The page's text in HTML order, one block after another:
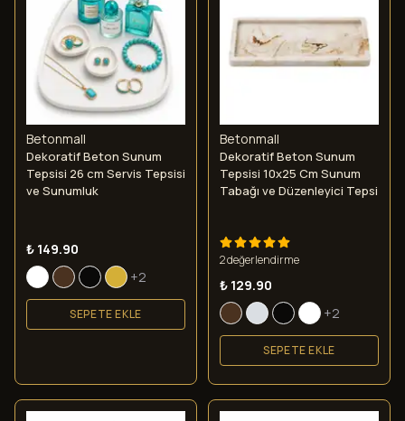
Betonmall
Dekoratif Beton Sunum
Tepsisi 26 cm Servis Tepsisi
ve Sunumluk
₺ 149.90
+2
SEPETE EKLE
Betonmall
Dekoratif Beton Sunum
Tepsisi 10x25 Cm Sunum
Tabağı ve Düzenleyici Tepsi
2 değerlendirme
₺ 129.90
+2
SEPETE EKLE